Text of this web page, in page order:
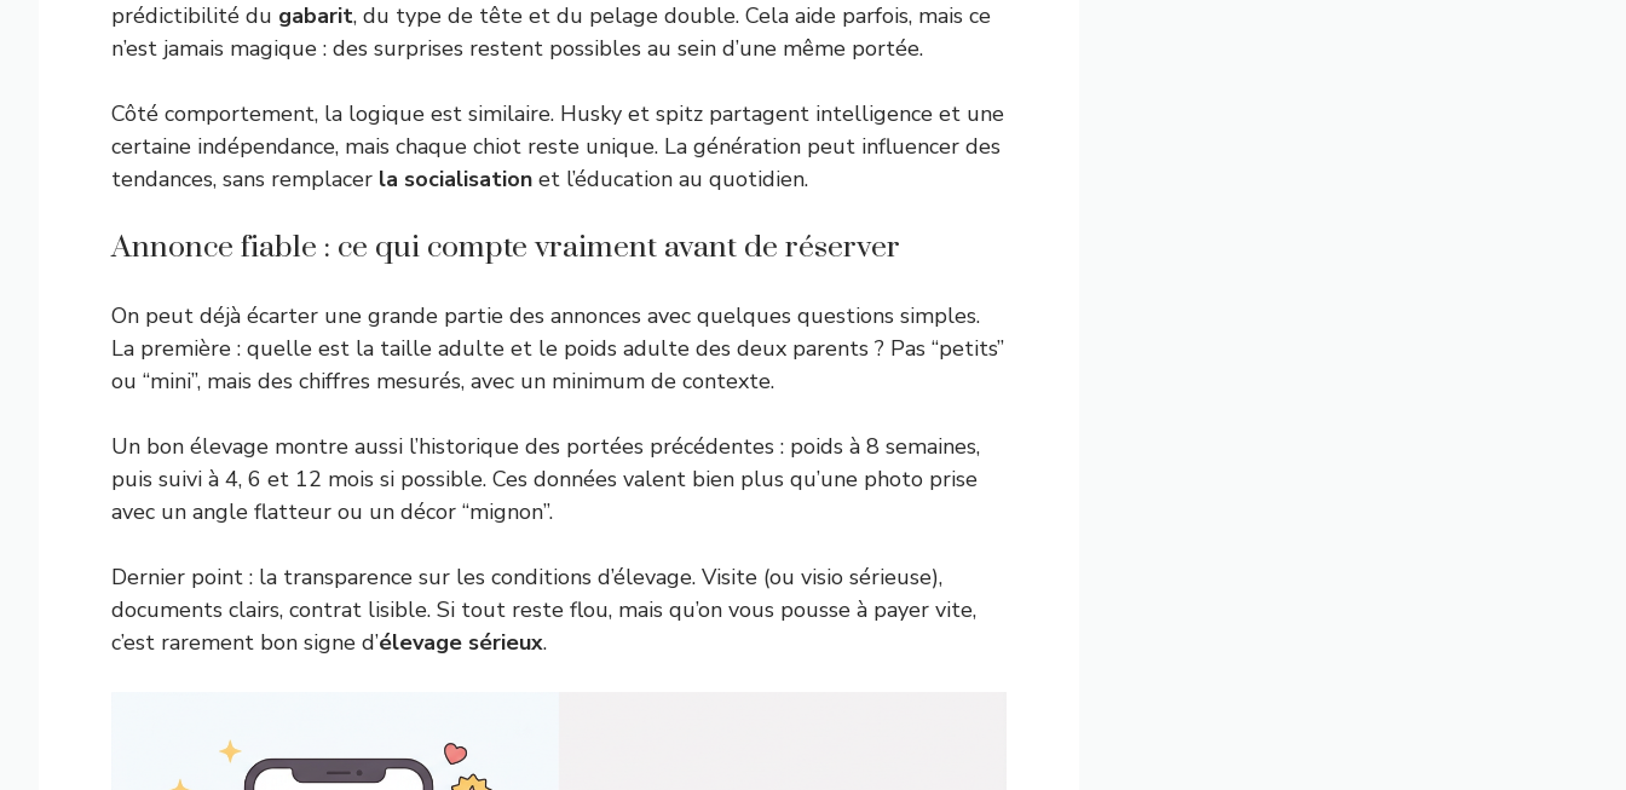
prédictibilité du gabarit, du type de tête et du pelage double. Cela aide parfois, mais ce
n’est jamais magique : des surprises restent possibles au sein d’une même portée.
Côté comportement, la logique est similaire. Husky et spitz partagent intelligence et une
certaine indépendance, mais chaque chiot reste unique. La génération peut influencer des
tendances, sans remplacer la socialisation et l’éducation au quotidien.
Annonce fiable : ce qui compte vraiment avant de réserver
On peut déjà écarter une grande partie des annonces avec quelques questions simples.
La première : quelle est la taille adulte et le poids adulte des deux parents ? Pas “petits”
ou “mini”, mais des chiffres mesurés, avec un minimum de contexte.
Un bon élevage montre aussi l’historique des portées précédentes : poids à 8 semaines,
puis suivi à 4, 6 et 12 mois si possible. Ces données valent bien plus qu’une photo prise
avec un angle flatteur ou un décor “mignon”.
Dernier point : la transparence sur les conditions d’élevage. Visite (ou visio sérieuse),
documents clairs, contrat lisible. Si tout reste flou, mais qu’on vous pousse à payer vite,
c’est rarement bon signe d’élevage sérieux.